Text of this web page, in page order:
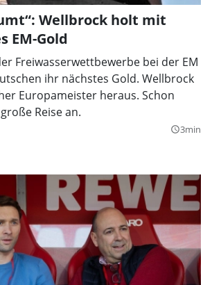
Wellbrock holt mit
EM-Gold
Freiwasserwettbewerbe bei der EM
ihr nächstes Gold. Wellbrock
Europameister heraus. Schon
Reise an.
query_builder3min